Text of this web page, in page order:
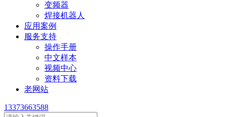
变频器
焊接机器人
应用案例
服务支持
操作手册
中文样本
视频中心
资料下载
老网站
13373663588